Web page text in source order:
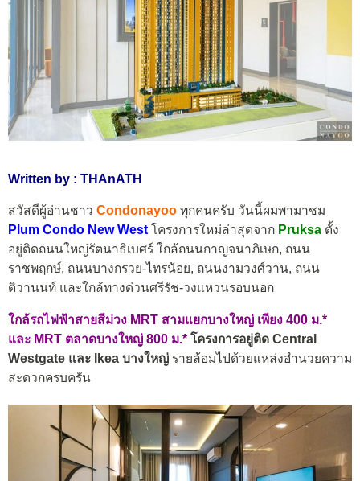
Written by : THAnATH
สวัสดีผู้อ่านชาว Condonayoo ทุกคนครับ วันนี้ผมพามาชม
Plum Condo New West โครงการใหม่ล่าสุดจาก Pruksa ตั้ง
อยู่ติดถนนใหญ่รัตนาธิเบศร์ ใกล้ถนนกาญจนาภิเษก, ถนน
ราชพฤกษ์, ถนนบางกรวย-ไทรน้อย, ถนนงามวงศ์วาน, ถนน
ติวานนท์ และใกล้ทางด่วนศรีรัช-วงแหวนรอบนอก
ใกล้รถไฟฟ้าสายสีม่วง MRT สามแยกบางใหญ่ เพียง 400 ม.*
และ MRT ตลาดบางใหญ่ 800 ม.* โครงการอยู่ติด Central
Westgate และ Ikea บางใหญ่ รายล้อมไปด้วยแหล่งอำนวยความ
สะดวกครบครัน